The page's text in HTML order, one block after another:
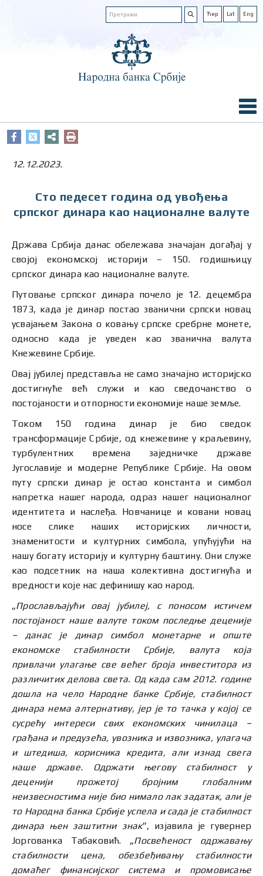
Ћир Lat Eng
12.12.2023.
Сто педесет година од увођења
српског динара као националне валуте
Држава Србија данас обележава значајан догађај у
својој економској историји – 150. годишњицу
српског динара као националне валуте.
Путовање српског динара почело је 12. децембра
1873, када је динар постао званични српски новац
усвајањем Закона о ковању српске сребрне монете,
односно када је уведен као званична валута
Кнежевине Србије.
Овај јубилеј представља не само значајно историјско
достигнуће већ служи и као сведочанство о
постојаности и отпорности економије наше земље.
Током 150 година динар је био сведок
трансформације Србије, од кнежевине у краљевину,
турбулентних времена заједничке државе
Југославије и модерне Републике Србије. На овом
путу српски динар је остао константа и симбол
напретка нашег народа, одраз нашег националног
идентитета и наслеђа. Новчанице и ковани новац
носе слике наших историјских личности,
знаменитости и културних симбола, упућујући на
нашу богату историју и културну баштину. Они служе
као подсетник на наша колективна достигнућа и
вредности које нас дефинишу као народ.
„Прослављајући овај јубилеј, с поносом истичем
постојаност наше валуте током последње деценије
– данас је динар симбол монетарне и опште
економске стабилности Србије, валута која
привлачи улагање све већег броја инвеститора из
различитих делова света. Од када сам 2012. године
дошла на чело Народне банке Србије, стабилност
динара нема алтернативу, јер је то тачка у којој се
сусрећу интереси свих економских чинилаца –
грађана и предузећа, увозника и извозника, улагача
и штедиша, корисника кредита, али изнад свега
наше државе. Одржати његову стабилност у
деценији прожетој бројним глобалним
неизвесностима није био нимало лак задатак, али је
то Народна банка Србије успела и сада је стабилност
динара њен заштитни знак”, изјавила је гувернер
Јоргованка Табаковић. „Посвећеност одржавању
стабилности цена, обезбеђивању стабилности
домаћег финансијског система и промовисање